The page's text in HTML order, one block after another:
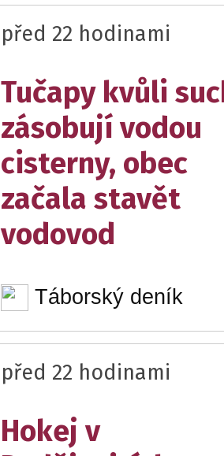
před 22 hodinami
Tučapy kvůli
zásobují vodou
cisterny, obec
začala stavět
vodovod
Táborský deník
před 22 hodinami
Hokej v